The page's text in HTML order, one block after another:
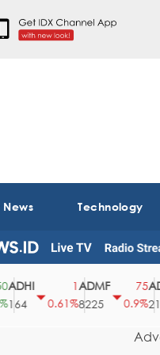
Technology
0.61%
ADMF
8225
0.9%214